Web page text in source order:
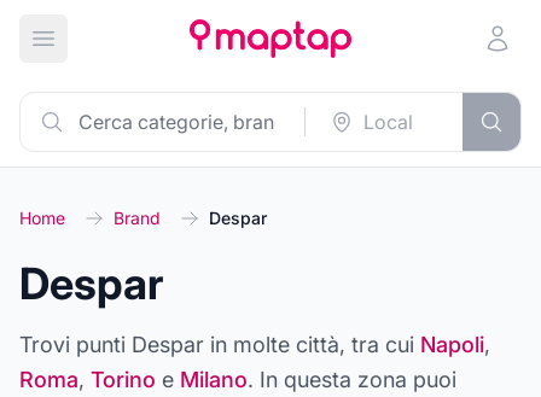
Apri menu principale
Home Brand Despar
Despar
Trovi punti Despar in molte città, tra cui Napoli,
Roma, Torino e Milano. In questa zona puoi